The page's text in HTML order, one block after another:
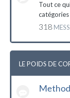
Tout ce
catégories
318
LE POIDS DE